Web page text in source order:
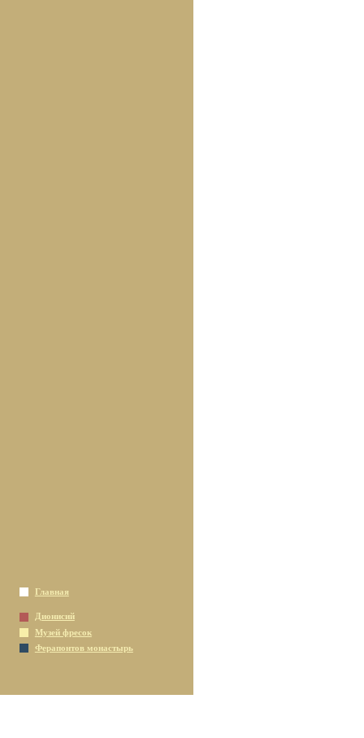
Главная
Дионисий
Музей фресок
Ферапонтов монастырь